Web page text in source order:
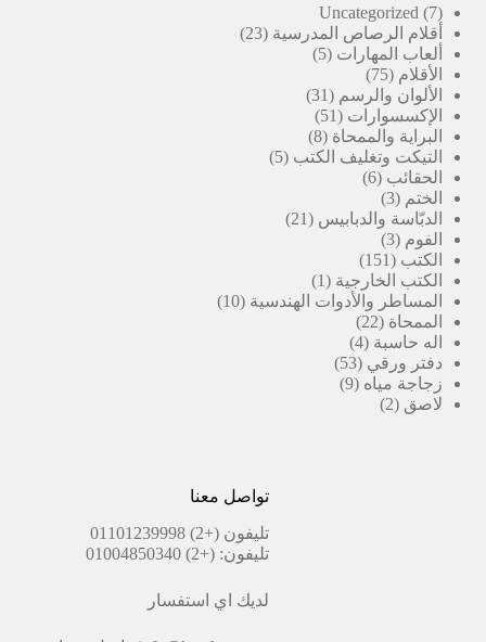
Uncategorized
7
7
منتجات
أقلام الرصاص المدرسية 23
23
ألعاب المهارات 5
5
الأقلام 75
75
منتج
الألوان والرسم 31
31
الإكسسوارات 51
51
منتج
البراية والممحاة 8
8
منتجاتالتيكت وتغليف الكتب 5
5
الحقائب 6
6
الختم 3
3
منتجات
الدبّاسة والدبابيس 21
21
الفوم 3
3
منتجات
الكتب 151
151
منتج
الكتب الخارجية 1
منتج
المساطر والأدوات الهندسية 10
10
الممحاة 22
22
منتج
اله حاسبة 4
4
منتجات
دفتر ورقي 53
53
منتج
زجاجة مياه 9
9
لاصق 2
2
تواصل معنا
تليفون(+2) 01101239998
تليفون: (+2) 01004850340
لديك اي استفسار